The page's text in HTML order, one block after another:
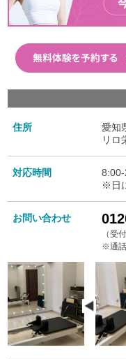
住所
愛知
リロ
対応時間
※日
お問い合わせ
（受
※通話